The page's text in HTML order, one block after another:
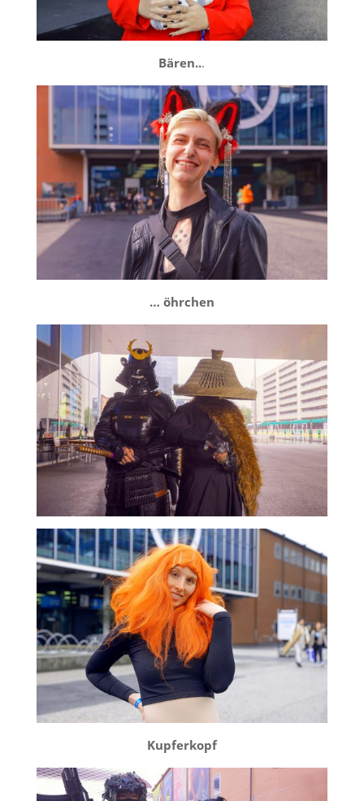
Bären...
… öhrchen
Kupferkopf